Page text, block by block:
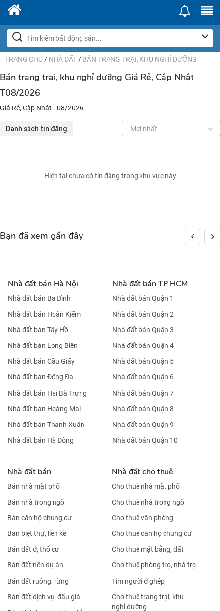
TRANG CHỦ / NHÀ ĐẤT / BÁN TRANG TRẠI, KHU NGHỈ DƯỠNG
Bán trang trại, khu nghỉ dưỡng Giá Rẻ, Cập Nhật
T08/2026
Giá Rẻ, Cập Nhật T08/2026
Danh sách tin đăng Mới nhất
Hiện tại chưa có tin đăng trong khu vực này
Bạn đã xem gần đây
Nhà đất bán Hà Nội
Nhà đất bán Ba Đình
Nhà đất bán Hoàn Kiếm
Nhà đất bán Tây Hồ
Nhà đất bán Long Biên
Nhà đất bán Cầu Giấy
Nhà đất bán Đống Đa
Nhà đất bán Hai Bà Trưng
Nhà đất bán Hoàng Mai
Nhà đất bán Thanh Xuân
Nhà đất bán Hà Đông
Nhà đất bán TP HCM
Nhà đất bán Quận 1
Nhà đất bán Quận 2
Nhà đất bán Quận 3
Nhà đất bán Quận 4
Nhà đất bán Quận 5
Nhà đất bán Quận 6
Nhà đất bán Quận 7
Nhà đất bán Quận 8
Nhà đất bán Quận 9
Nhà đất bán Quận 10
Nhà đất bán
Bán nhà mặt phố
Bán nhà trong ngõ
Bán căn hộ chung cư
Bán biệt thự, liền kề
Bán đất ở, thổ cư
Bán đất nền dự án
Bán đất ruộng, rừng
Bán đất dịch vụ, đấu giá
Nhà đất cho thuê
Cho thuê nhà mặt phố
Cho thuê nhà trong ngõ
Cho thuê văn phòng
Cho thuê căn hộ chung cư
Cho thuê mặt bằng, đất
Cho thuê phòng trọ, nhà trọ
Tìm người ở ghép
Cho thuê trang trại, khu
nghỉ dưỡng